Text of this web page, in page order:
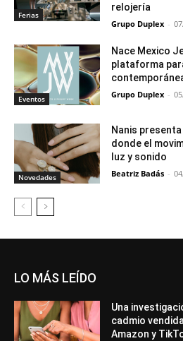
Ferias
relojería
Grupo Duplex -
Eventos
Nace Mexico
plataforma
Grupo Duplex -
Novedades
Nanis presenta
donde el
luz y sonido
Beatriz Badás -
LO MÁS LEÍDO
Una
cadmio
Amazon y